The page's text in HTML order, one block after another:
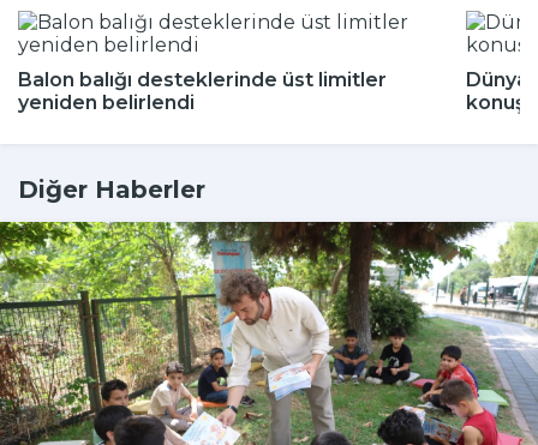
Balon balığı desteklerinde üst limitler
yeniden belirlendi
Dünya
Diğer Haberler